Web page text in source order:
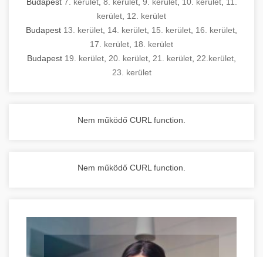
kerület 12. kerület
Budapest 13. kerület 14. kerület 15. kerület 16. kerület
17. kerület 18. kerület
Budapest 19. kerület 20. kerület 21. kerület 22.kerület
23. kerület
Nem működő CURL function.
Nem működő CURL function.